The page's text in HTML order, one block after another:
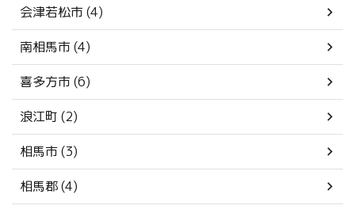
会津若松市 (4)
南相馬市 (4)
喜多方市 (6)
浪江町 (2)
相馬市 (3)
相馬郡 (4)